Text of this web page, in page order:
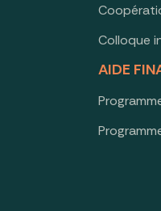
Colloque
AIDE